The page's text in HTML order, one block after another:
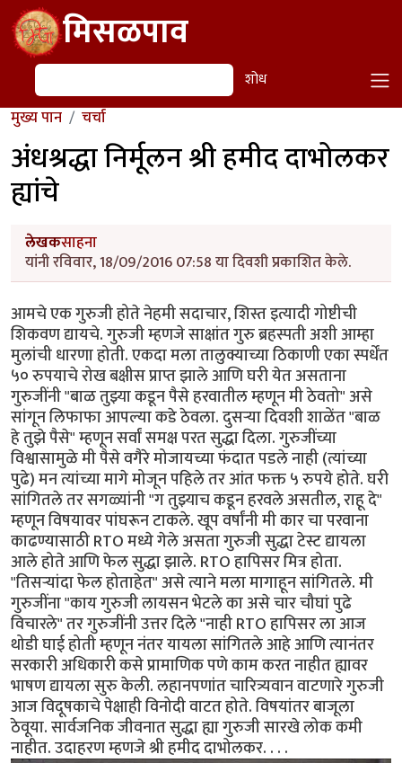
Skip to main contentमिसळपाव
शोध शोध
मुख्य पान चर्चा
अंधश्रद्धा निर्मूलन श्री हमीद दाभोलकर
ह्यांचे
लेखकसाहना
यांनी रविवार, 18/09/2016 07:58 या दिवशी प्रकाशित केले.
आमचे एक गुरुजी होते नेहमी सदाचार, शिस्त इत्यादी गोष्टीची
शिकवण द्यायचे. गुरुजी म्हणजे साक्षांत गुरु ब्रहस्पती अशी आम्हा
मुलांची धारणा होती. एकदा मला तालुक्याच्या ठिकाणी एका स्पर्धेंत
५० रुपयाचे रोख बक्षीस प्राप्त झाले आणि घरी येत असताना
गुरुजींनी "बाळ तुझ्या कडून पैसे हरवातील म्हणून मी ठेवतो" असे
सांगून लिफाफा आपल्या कडे ठेवला. दुसऱ्या दिवशी शाळेंत "बाळ
हे तुझे पैसे" म्हणून सर्वां समक्ष परत सुद्धा दिला. गुरुजींच्या
विश्वासामुळे मी पैसे वगैरे मोजायच्या फंदात पडले नाही (त्यांच्या
पुढे) मन त्यांच्या मागे मोजून पहिले तर आंत फक्त ५ रुपये होते. घरी
सांगितले तर सगळ्यांनी "ग तुझ्याच कडून हरवले असतील, राहू दे"
म्हणून विषयावर पांघरून टाकले. खूप वर्षांनी मी कार चा परवाना
काढण्यासाठी RTO मध्ये गेले असता गुरुजी सुद्धा टेस्ट द्यायला
आले होते आणि फेल सुद्धा झाले. RTO हापिसर मित्र होता.
"तिसऱ्यांदा फेल होताहेत" असे त्याने मला मागाहून सांगितले. मी
गुरुजींना "काय गुरुजी लायसन भेटले का असे चार चौघां पुढे
विचारले" तर गुरुजींनी उत्तर दिले "नाही RTO हापिसर ला आज
थोडी घाई होती म्हणून नंतर यायला सांगितले आहे आणि त्यानंतर
सरकारी अधिकारी कसे प्रामाणिक पणे काम करत नाहीत ह्यावर
भाषण द्यायला सुरु केली. लहानपणांत चारित्र्यवान वाटणारे गुरुजी
आज विदूषकाचे पेक्षाही विनोदी वाटत होते. विषयांतर बाजूला
ठेवूया. सार्वजनिक जीवनात सुद्धा ह्या गुरुजी सारखे लोक कमी
नाहीत. उदाहरण म्हणजे श्री हमीद दाभोलकर. . . .